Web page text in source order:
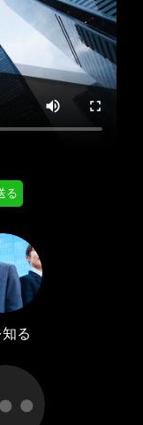
る
知る